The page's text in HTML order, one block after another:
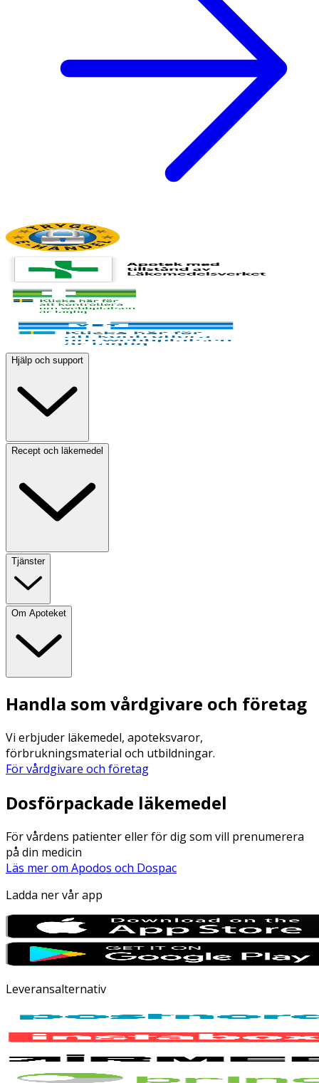
Hjälp och support
Recept och läkemedel
Tjänster
Om Apoteket
Handla som vårdgivare och företag
Vi erbjuder läkemedel, apoteksvaror,
förbrukningsmaterial och utbildningar.
För vårdgivare och företag
Dosförpackade läkemedel
För vårdens patienter eller för dig som vill prenumerera
på din medicin
Läs mer om Apodos och Dospac
Ladda ner vår app
Leveransalternativ